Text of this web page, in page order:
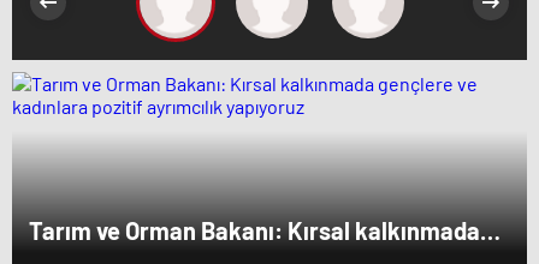
Tarım ve Orman Bakanı: Kırsal kalkınmada